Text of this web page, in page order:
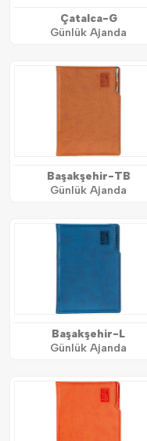
Çatalca-G
Günlük Ajanda
Başakşehir-TB
Günlük Ajanda
Başakşehir-L
Günlük Ajanda